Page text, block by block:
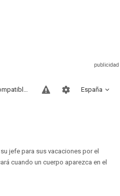
España
Sitios compatibles
jefe para sus vacaciones por el
cuando un cuerpo aparezca en el